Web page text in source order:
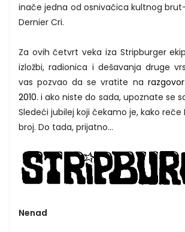
inače jedna od osnivačica kultnog
Dernier Cri.
Za ovih četvrt veka iza Stripburger
izložbi, radionica i dešavanja druge
vas pozvao da se vratite na
2010. i ako niste do sada, upoznate se
Sledeći jubilej koji čekamo je, kako reče
broj. Do tada, prijatno...
Nenad